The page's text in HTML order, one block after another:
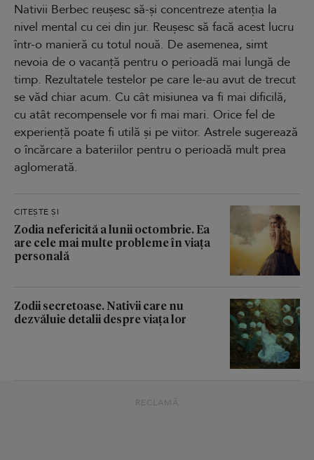
Nativii Berbec reușesc să-și concentreze atenția la
nivel mental cu cei din jur. Reușesc să facă acest lucru
într-o manieră cu totul nouă. De asemenea, simt
nevoia de o vacanță pentru o perioadă mai lungă de
timp. Rezultatele testelor pe care le-au avut de trecut
se văd chiar acum. Cu cât misiunea va fi mai dificilă,
cu atât recompensele vor fi mai mari. Orice fel de
experiență poate fi utilă și pe viitor. Astrele sugerează
o încărcare a bateriilor pentru o perioadă mult prea
aglomerată.
CITEȘTE ȘI
Zodia nefericită a lunii octombrie. Ea
are cele mai multe probleme în viața
personală
Zodii secretoase. Nativii care nu
dezvăluie detalii despre viața lor
RECLAMĂ